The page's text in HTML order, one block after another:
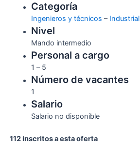
Categoría
Ingenieros y técnicos – Industrial
Nivel
Mando intermedio
Personal a cargo
1 – 5
Número de vacantes
1
Salario
Salario no disponible
112 inscritos a esta oferta